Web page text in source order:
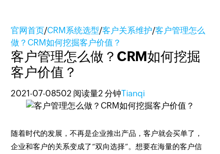
官网首页/CRM系统选型/客户关系维护/客户管理怎么
做？CRM如何挖掘客户价值？
客户管理怎么做？CRM如何挖掘
客户价值？
2021-07-08502 阅读量2 分钟Tianqi
随着时代的发展，不再是企业推出产品，客户就会买单了，
企业和客户的关系变成了“双向选择”。想要在海量的客户信